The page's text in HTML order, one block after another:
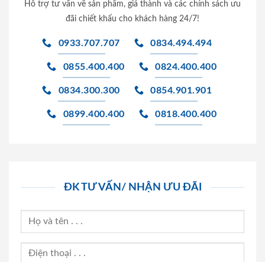
Hỗ trợ tư vấn về sản phẩm, giá thành và các chính sách ưu
đãi chiết khấu cho khách hàng 24/7!
0933.707.707 0834.494.494
0855.400.400 0824.400.400
0834.300.300 0854.901.901
0899.400.400 0818.400.400
ĐK TƯ VẤN/ NHẬN ƯU ĐÃI